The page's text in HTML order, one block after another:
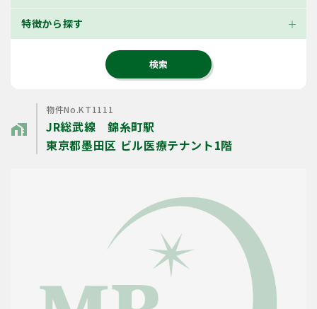
特徴から探す
home_work
物件No.KT1111
JR総武線 錦糸町駅
東京都墨田区 ビル医療テナント1階